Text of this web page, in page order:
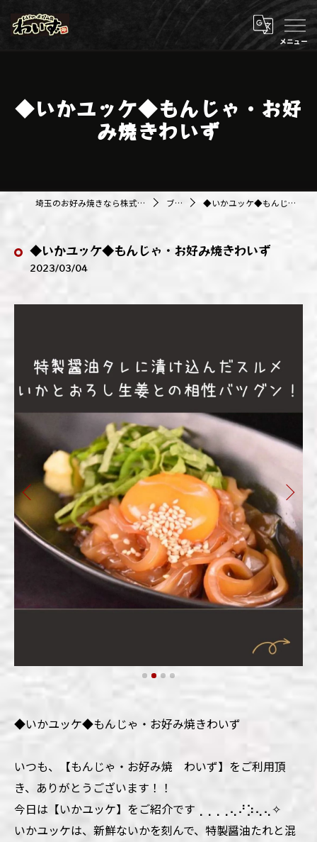
◆いかユッケ◆もんじゃ・お好
み焼きわいず
埼玉のお好み焼きなら株式会社アジルカンパニー ブログ ◆いかユッケ◆もんじゃ・お好み焼きわいず
◆いかユッケ◆もんじゃ・お好み焼きわいず
2023/03/04
◆いかユッケ◆もんじゃ・お好み焼きわいず
いつも、【もんじゃ・お好み焼 わいず】をご利用頂
き、ありがとうございます！！
今日は【いかユッケ】をご紹介です⢀⢀⢀⢀⢄⠜⡱⢄⢄✧
いかユッケは、新鮮ないかを刻んで、特製醤油たれと混